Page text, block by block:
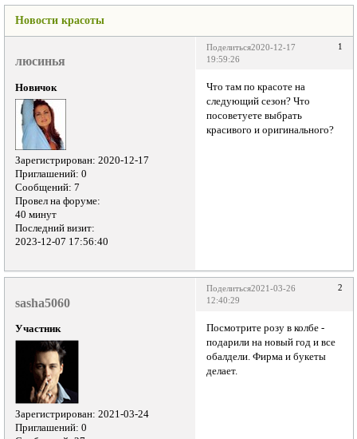
Новости красоты
Поделиться 1
2020-12-17
19:59:26
люсинья
Новичок
Зарегистрирован: 2020-12-17
Приглашений: 0
Сообщений: 7
Провел на форуме:
40 минут
Последний визит:
2023-12-07 17:56:40
Что там по красоте на
следующий сезон? Что
посоветуете выбрать
красивого и оригинального?
Поделиться 2
2021-03-26
12:40:29
sasha5060
Участник
Зарегистрирован: 2021-03-24
Приглашений: 0
Посмотрите розу в колбе -
подарили на новый год и все
обалдели. Фирма и букеты
делает.